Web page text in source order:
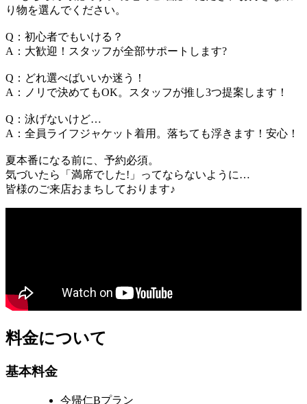
り物を選んでください。
Q：初心者でもいける？
A：大歓迎！スタッフが全部サポートします?
Q：どれ選べばいいか迷う！
A：ノリで決めてもOK。スタッフが推し3つ提案します！
Q：泳げないけど…
A：全員ライフジャケット着用。落ちても浮きます！安心！
夏本番になる前に、予約必須。
気づいたら「満席でした!」ってならないように…
皆様のご来店おまちしております♪
料金について
基本料金
今帰仁Bプラン